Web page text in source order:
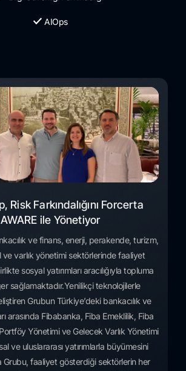
AIOps
Risk Farkındalığını Forcerta
AWARE ile Yönetiyor
ve finans, enerji, perakende, turizm,
varlık yönetimi sektörlerinde faaliyet
sosyal yatırımları aracılığıyla topluma
sağlamaktadır.Yenilikçi teknolojilerle
Grubun Türkiye’deki bankacılık ve
arasında Fibabanka, Fiba Emeklilik, Fiba
Yönetimi ve Gelecek Varlık Yönetimi
ve uluslararası yatırımlarla büyümesini
Grubu, faaliyet gösterdiği sektörlerin her